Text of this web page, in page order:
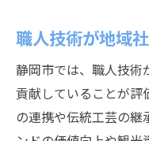
静岡市で職
職人生活を
職人技術が地域
静岡市では、職人技術
貢献していることが評
の連携や伝統工芸の継